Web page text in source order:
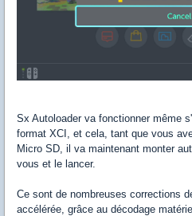
Sx Autoloader va fonctionner même
format XCI, et cela, tant que vous
Micro SD, il va maintenant monter
vous et le lancer.
Ce sont de nombreuses corrections
accélérée, grâce au décodage